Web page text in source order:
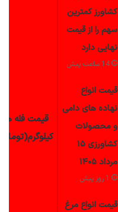
کشاورز کمترین
سهم را از قیمت
نهایی دارد
14 ساعت پیش
قیمت انواع
نهاده های دامی
و محصولات
کشاورزی ۱۵
مرداد ۱۴۰۵
1 روز پیش
قیمت انواع مرغ
قیمت فله هر